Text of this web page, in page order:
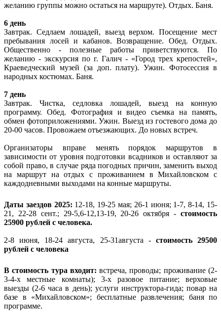
желанию группы можно остаться на маршруте). Отдых. Баня.
6 день
Завтрак. Седлаем лошадей, выезд верхом. Посещение мест
пребывания лосей и кабанов. Возвращение. Обед. Отдых.
Общественно - полезные работы приветствуются. По
желанию - экскурсия по г. Галич - «Город трех крепостей»,
Краеведческий музей (за доп. плату). Ужин. Фотосессия в
народных костюмах. Баня.
7 день
Завтрак. Чистка, седловка лошадей, выезд на конную
программу. Обед. Фотография и видео съемка на память,
обмен фотоприложениями. Ужин. Выезд из гостевого дома до
20-00 часов. Провожаем отъезжающих. До новых встреч.
Организаторы вправе менять порядок маршрутов в
зависимости от уровня подготовки всадников и оставляют за
собой право, в случае ряда погодных причин, заменить выход
на маршрут на отдых с проживанием в Михайловском с
каждодневными выходами на конные маршруты.
Даты заездов 2025: 12-18, 19-25 мая; 26-1 июня; 1-7, 8-14, 15-
21, 22-28 сент.; 29-5,6-12,13-19, 20-26 октября - стоимость
25900 рублей с человека.
2-8 июня, 18-24 августа, 25-31августа - стоимость 29500
рублей с человека
В стоимость тура входит: встреча, проводы; проживание (2-
3-4-х местные комнаты); 3-х разовое питание; верховые
выезды (2-6 часа в день); услуги инструктора-гида; повар на
базе в «Михайловском»; бесплатные развлечения; баня по
программе.